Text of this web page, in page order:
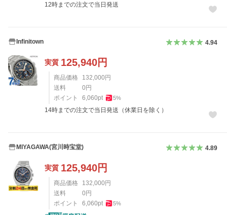
12時までの注文で当日発送
Infinitown 4.94
実質 125,940円
商品価格 132,000円
送料
0円
ポイント
6,060pt 5%
14時までの注文で当日発送（休業日を除く）
MIYAGAWA(宮川時宝堂) 4.89
実質 125,940円
商品価格 132,000円
送料
0円
ポイント
6,060pt 5%